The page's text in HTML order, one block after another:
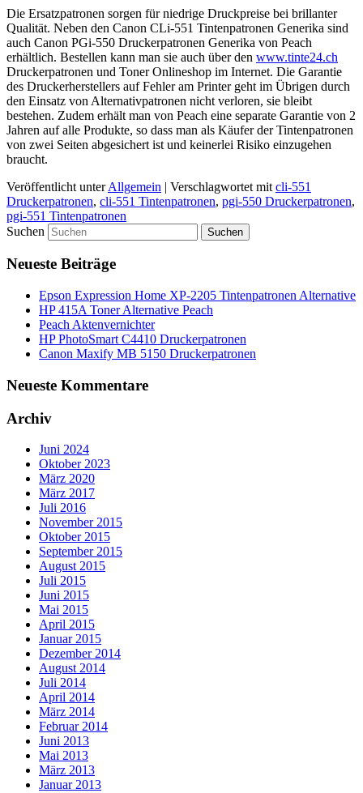
Die Ersatzpatronen sorgen für niedrige Druckpreise bei brillanter
Qualität. Neben den Canon CLi-551 Tintenpatronen Generika sind
auch Canon PGi-550 Druckerpatronen Generika von Peach
erhältlich. Bestellen kann man sie auch über den www.tinte24.ch
Druckerpatronen und Toner Onlineshop im Internet. Die Garantie
des Druckerherstellers auf Fehler am Printer geht im Übrigen durch
den Einsatz von Alternativpatronen nicht verloren, sie bleibt
bestehen. Zudem erhält man von Peach eine separate Garantie von 2
Jahren auf alle Produkte, so dass man als Käufer der Tintenpatronen
von zwei Seiten abgesichert ist und keinerlei Risiko einzugehen
braucht.
Veröffentlicht unter Allgemein | Verschlagwortet mit cli-551
Druckerpatronen, cli-551 Tintenpatronen, pgi-550 Druckerpatronen,
pgi-551 Tintenpatronen
Suchen
Neueste Beiträge
Epson Expression Home XP-2205 Tintenpatronen Alternative
HP 415A Toner Alternative Peach
Peach Aktenvernichter
HP PhotoSmart C4410 Druckerpatronen
Canon Maxify MB 5150 Druckerpatronen
Neueste Kommentare
Archiv
Juni 2024
Oktober 2023
März 2020
März 2017
Juli 2016
November 2015
Oktober 2015
September 2015
August 2015
Juli 2015
Juni 2015
Mai 2015
April 2015
Januar 2015
Dezember 2014
August 2014
Juli 2014
April 2014
März 2014
Februar 2014
Juni 2013
Mai 2013
März 2013
Januar 2013